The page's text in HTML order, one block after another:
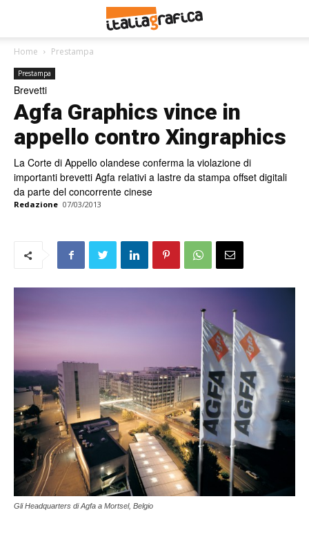
Home Prestampa
Prestampa
Brevetti
Agfa Graphics vince in
appello contro Xingraphics
La Corte di Appello olandese conferma la violazione di
importanti brevetti Agfa relativi a lastre da stampa offset digitali
da parte del concorrente cinese
Redazione 07/03/2013
Gli Headquarters di Agfa a Mortsel, Belgio